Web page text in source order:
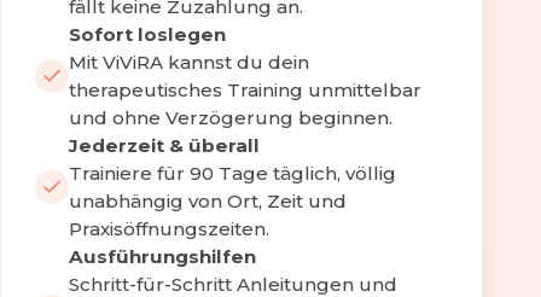
fällt keine Zuzahlung an.
Sofort loslegen
Mit ViViRA kannst du dein
therapeutisches Training unmittelbar
und ohne Verzögerung beginnen.
Jederzeit & überall
Trainiere für 90 Tage täglich, völlig
unabhängig von Ort, Zeit und
Praxisöffnungszeiten.
Ausführungshilfen
Schritt-für-Schritt Anleitungen und